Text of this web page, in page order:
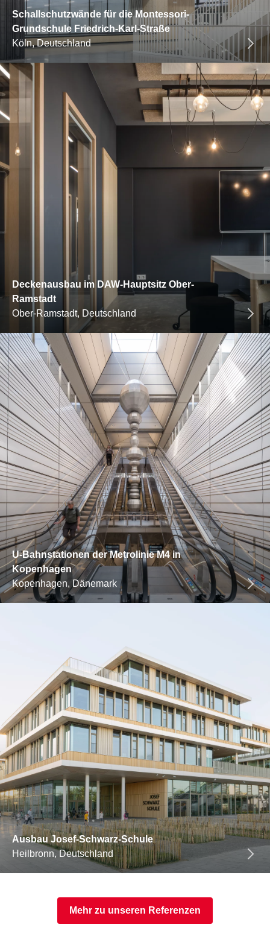
Schallschutzwände für die Montessori-
Grundschule Friedrich-Karl-Straße
Köln, Deutschland
Deckenausbau im DAW-Hauptsitz Ober-
Ramstadt
Ober-Ramstadt, Deutschland
U-Bahnstationen der Metrolinie M4 in
Kopenhagen
Kopenhagen, Dänemark
Ausbau Josef-Schwarz-Schule
Heilbronn, Deutschland
Mehr zu unseren Referenzen